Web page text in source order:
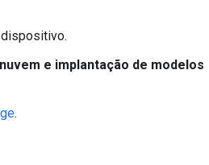
e implantação de modelos
.